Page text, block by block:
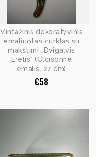
Vintažinis dekoratyvinis
emaliuotas durklas su
makštimi „Dvigalvis
Erelis“ (Cloisonné
emalis, 27 cm)
€58